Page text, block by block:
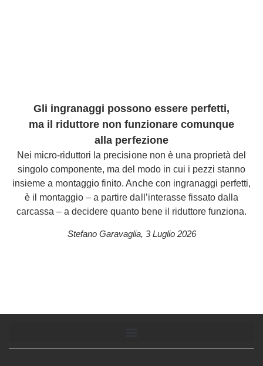
Gli ingranaggi possono essere perfetti,
ma il riduttore non funzionare comunque
alla perfezione
Nei micro-riduttori la precisione non è una proprietà del
singolo componente, ma del modo in cui i pezzi stanno
insieme a montaggio finito. Anche con ingranaggi perfetti,
è il montaggio – a partire dall’interasse fissato dalla
carcassa – a decidere quanto bene il riduttore funziona.
Stefano Garavaglia, 3 Luglio 2026